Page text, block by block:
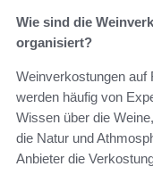
Wie sind die
organisiert?
Weinverkostungen auf
werden häufig von
Wissen über die
die Natur und
Anbieter die